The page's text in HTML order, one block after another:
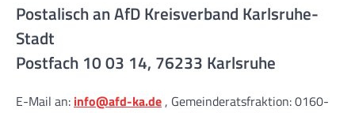
Postalisch an AfD Kreisverband Karlsruhe-
Stadt
Postfach 10 03 14, 76233 Karlsruhe
E-Mail an: info@afd-ka.de, Gemeinderatsfraktion: 0160-